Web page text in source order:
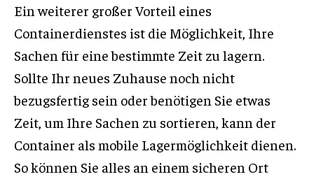
Ein weiterer großer Vorteil eines
Containerdienstes ist die Möglichkeit, Ihre
Sachen für eine bestimmte Zeit zu lagern.
Sollte Ihr neues Zuhause noch nicht
bezugsfertig sein oder benötigen Sie etwas
Zeit, um Ihre Sachen zu sortieren, kann der
Container als mobile Lagermöglichkeit dienen.
So können Sie alles an einem sicheren Ort